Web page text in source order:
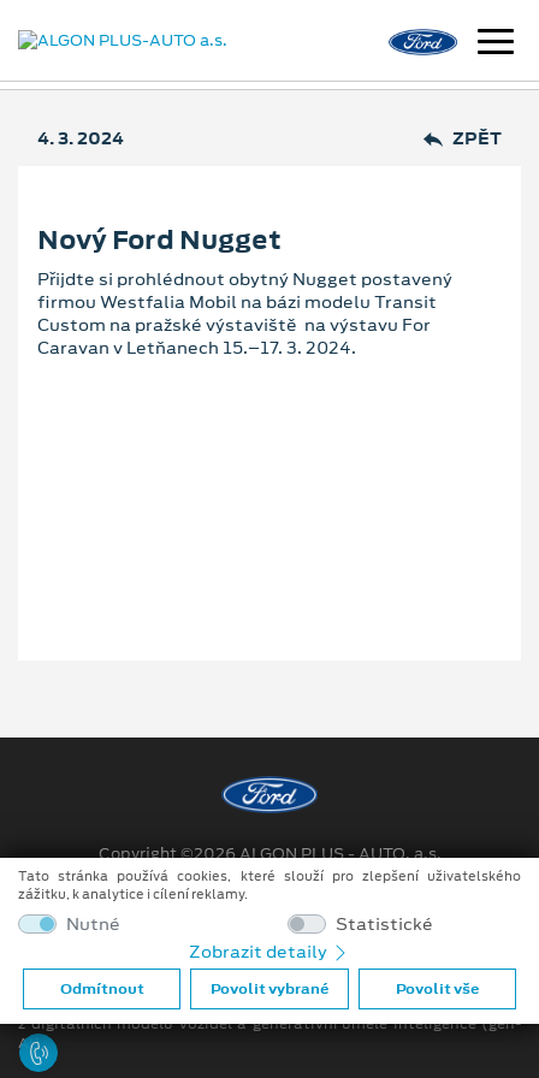
4. 3. 2024 ZPĚT
Nový Ford Nugget
Přijdte si prohlédnout obytný Nugget postavený
firmou Westfalia Mobil na bázi modelu Transit
Custom na pražské výstaviště na výstavu For
Caravan v Letňanech 15.–17. 3. 2024.
Copyright ©2026 ALGON PLUS - AUTO, a.s.
Obchodní podmínky
Prohlášení o zpracování údajů konečných zákazníků
Při tvorbě videí a obrázků na tomto webu je využíváno kombinace
tradičních fotografií či videí, počítačem generovaných snímků (CGI)
z digitálních modelů vozidel a generativní umělé inteligence (gen-
AI).
Tato stránka používá cookies, které slouží pro zlepšení uživatelského
zážitku, k analytice i cílení reklamy.
Nutné
Statistické
Zobrazit detaily
Odmítnout Povolit vybrané Povolit vše